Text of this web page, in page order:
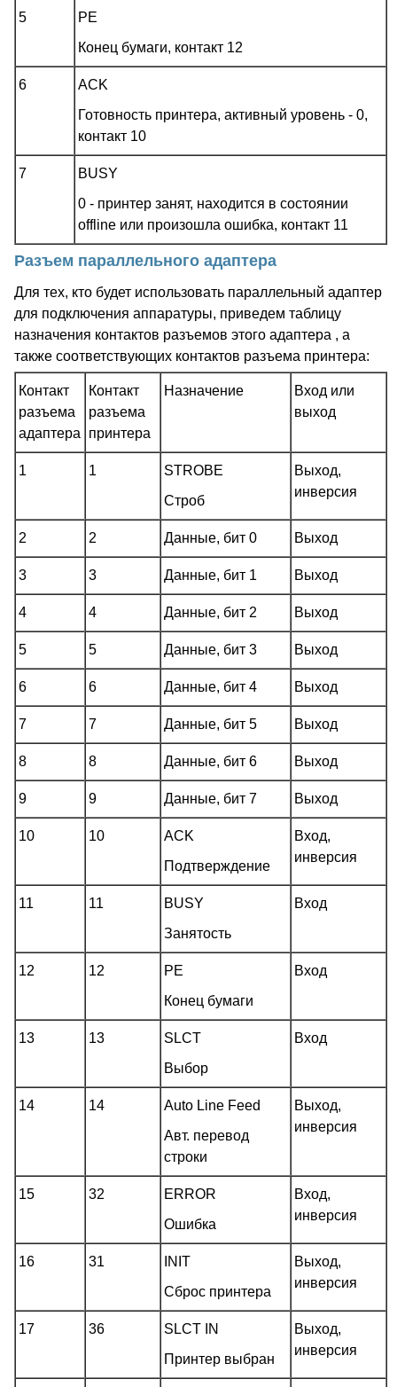
5
PE
Конец бумаги, контакт 12
6
ACK
Готовность принтера, активный уровень - 0,
контакт 10
7
BUSY
0 - принтер занят, находится в состоянии
offline или произошла ошибка, контакт 11
Разъем параллельного адаптера
Для тех, кто будет использовать параллельный адаптер
для подключения аппаратуры, приведем таблицу
назначения контактов разъемов этого адаптера , а
также соответствующих контактов разъема принтера:
Контакт
разъема
адаптера
Контакт
разъема
принтера
Назначение
Вход или
выход
1 1
STROBE
Строб
Выход,
инверсия
2 2 Данные, бит 0 Выход
3 3 Данные, бит 1 Выход
4 4 Данные, бит 2 Выход
5 5 Данные, бит 3 Выход
6 6 Данные, бит 4 Выход
7 7 Данные, бит 5 Выход
8 8 Данные, бит 6 Выход
9 9 Данные, бит 7 Выход
10 10
ACK
Подтверждение
Вход,
инверсия
11 11
BUSY
Занятость
Вход
12 12
PE
Конец бумаги
Вход
13 13
SLCT
Выбор
Вход
14 14
Auto Line Feed
Авт. перевод
строки
Выход,
инверсия
15 32
ERROR
Ошибка
Вход,
инверсия
16 31
INIT
Сброс принтера
Выход,
инверсия
17 36
SLCT IN
Принтер выбран
Выход,
инверсия